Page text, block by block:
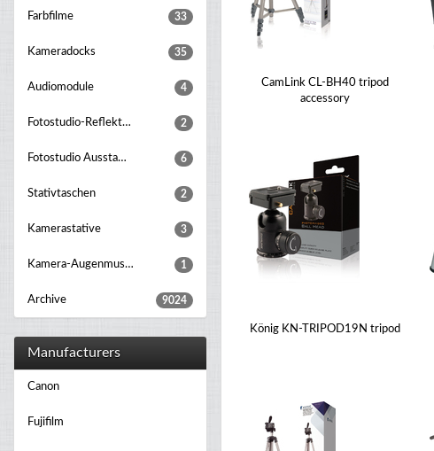
CamLink CL-BH40 tripod
accessory
König KN-TRIPOD19N tripod
Farbfilme 33
Kameradocks 35
Audiomodule 4
Fotostudio-Reflektoren 2
Fotostudio Ausstattungsset 6
Stativtaschen 2
Kamerastative 3
Kamera-Augenmuscheln 1
Archive 9024
Manufacturers
Canon
Fujifilm